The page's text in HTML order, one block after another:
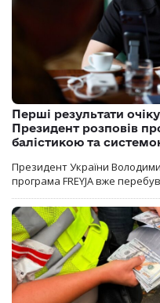
Перші результати
Президент розповів
балістикою та
Президент України
програма FREYJA вже